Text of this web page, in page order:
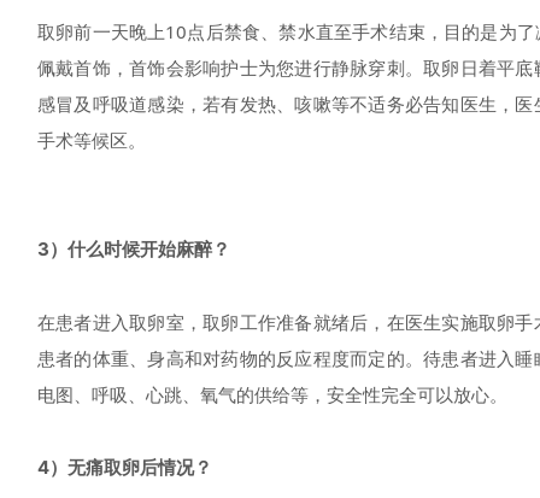
取卵前一天晚上10点后禁食、禁水直至手术结束，目的是为
佩戴首饰，首饰会影响护士为您进行静脉穿刺。取卵日着平
感冒及呼吸道感染，若有发热、咳嗽等不适务必告知医生，
手术等候区。
3）什么时候开始麻醉？
在患者进入取卵室，取卵工作准备就绪后，在医生实施取卵
患者的体重、身高和对药物的反应程度而定的。待患者进入
电图、呼吸、心跳、氧气的供给等，安全性完全可以放心。
4）无痛取卵后情况？